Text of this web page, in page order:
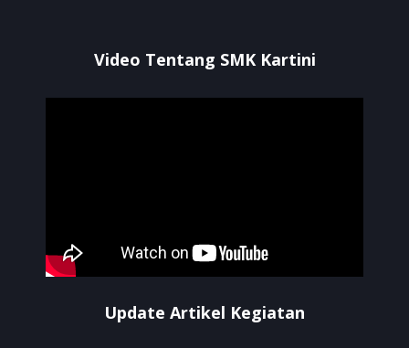
Video Tentang SMK Kartini
Update Artikel Kegiatan